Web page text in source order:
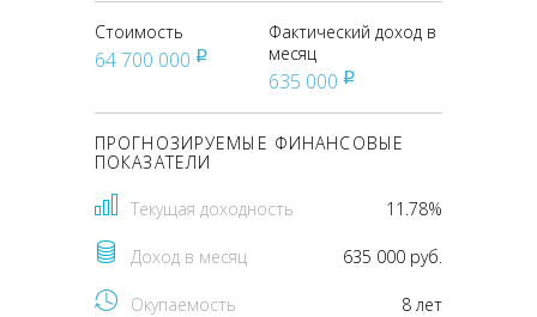
Стоимость
64 700 000 pуб
Фактический доход в
месяц
635 000 pуб
ПРОГНОЗИРУЕМЫЕ ФИНАНСОВЫЕ
ПОКАЗАТЕЛИ
Текущая доходность 11.78%
Доход в месяц 635 000 руб.
Окупаемость 8 лет